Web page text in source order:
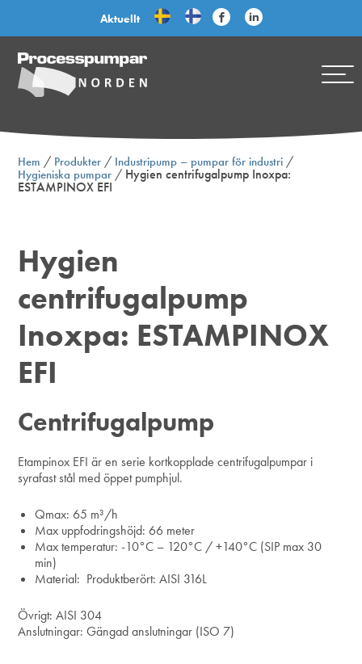
Aktuellt
Hem / Produkter / Industripump – pumpar för industri /
Hygieniska pumpar / Hygien centrifugalpump Inoxpa:
ESTAMPINOX EFI
Hygien
centrifugalpump
Inoxpa: ESTAMPINOX
EFI
Centrifugalpump
Etampinox EFI är en serie kortkopplade centrifugalpumpar i
syrafast stål med öppet pumphjul.
Qmax: 65 m³/h
Max uppfodringshöjd: 66 meter
Max temperatur:-10°C – 120°C /+140°C (SIP max 30
min)
Material: Produktberört: AISI 316L
Övrigt: AISI 304
Anslutningar:Gängad anslutningar (ISO 7)